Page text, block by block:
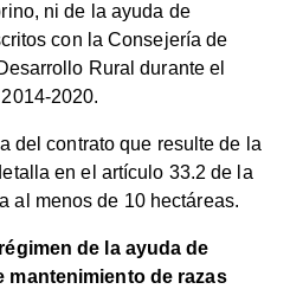
ni de la ayuda de
con la Consejería de
Rural durante el
2020.
del contrato que resulte de la
en el artículo 33.2 de la
al menos de 10 hectáreas.
de la ayuda de
mantenimiento de razas